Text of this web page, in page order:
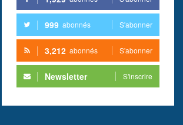
999 abonnés S'abonner
3,212 abonnés S'abonner
Newsletter S'inscrire